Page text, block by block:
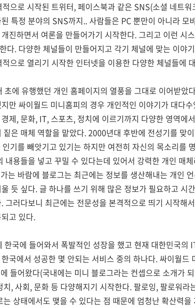
으로 시작된 트위터, 페이스북과 같은 SNS(소셜 네트
특정 분야의 SNS까지.. 사람들은 PC 뿐만이 아니라
진하면서 여론을 만들어가기 시작한다. 그리고 이런 시
다. 다양한 체널들이 만들어지고 각기 체널에 맞는 이야
으로 열리기 시작한 인터넷을 이용한 다양한 체널들에
에 유행했던 개인 홈페이지의 열풍을 그대로 이어받았
만 싸이월드 미니홈피의 경우 개인적인 이야기가 대다
제, 문화, IT, 스포츠, 정치에 이르기까지 다양한 영역에
짙은 매체 역할을 맡았다. 2000년대 후반에 전성기를 맞
기를 빼앗기고 있기는 하지만 여전히 자신의 목소리를
내용들을 넣고 꾸밀 수 있다는데 있어서 강력한 개인 매
는 바람에 블로그는 최근에는 정보를 생산해내는 개인
듯 싶다. 글 하나를 쓰기 위해 많은 정보가 필요하고 시
그러다보니 최근에는 전문성을 본격적으로 띄기 시작해
고 있다.
국에 들어와서 폭발적인 성장을 했고 현재 대한민국의
국에서 성공한 몇 안되는 서비스 중의 하나다. 싸이월
들어왔다(국내에는 미니 블로그라는 컨셉으로 소개가
, 사회, 문화 등 다양해지기 시작한다. 팔로잉, 팔로워
상태에서도 맺을 수 있다는 점 때문에 엄청난 확산력